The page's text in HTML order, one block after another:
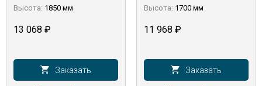
Высота: 1850 мм
13 068 ₽
Заказать
Высота: 1700 мм
11 968 ₽
Заказать